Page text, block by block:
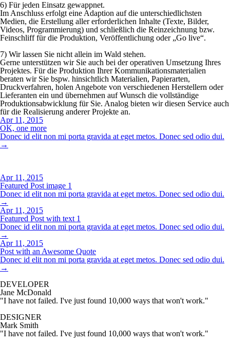
6) Für jeden Einsatz gewappnet.
Im Anschluss erfolgt eine Adaption auf die unterschiedlichsten
Medien, die Erstellung aller erforderlichen Inhalte (Texte, Bilder,
Videos, Programmierung) und schließlich die Reinzeichnung bzw.
Feinschliff für die Produktion, Veröffentlichung oder „Go live“.
7) Wir lassen Sie nicht allein im Wald stehen.
Gerne unterstützen wir Sie auch bei der operativen Umsetzung Ihres
Projektes. Für die Produktion Ihrer Kommunikationsmaterialien
beraten wir Sie bspw. hinsichtlich Materialien, Papierarten,
Druckverfahren, holen Angebote von verschiedenen Herstellern oder
Lieferanten ein und übernehmen auf Wunsch die vollständige
Produktionsabwicklung für Sie. Analog bieten wir diesen Service auch
für die Realisierung anderer Projekte an.
Apr 11, 2015
OK, one more
Donec id elit non mi porta gravida at eget metos. Donec sed odio dui.
→
Apr 11, 2015
Featured Post image 1
Donec id elit non mi porta gravida at eget metos. Donec sed odio dui.
→
Apr 11, 2015
Featured Post with text 1
Donec id elit non mi porta gravida at eget metos. Donec sed odio dui.
→
Apr 11, 2015
Post with an Awesome Quote
Donec id elit non mi porta gravida at eget metos. Donec sed odio dui.
→
DEVELOPER
Jane McDonald
"I have not failed. I've just found 10,000 ways that won't work."
DESIGNER
Mark Smith
"I have not failed. I've just found 10,000 ways that won't work."